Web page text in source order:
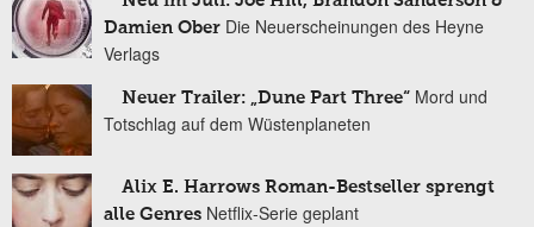
Damien Ober Die Neuerscheinungen des Heyne
Verlags
Neuer Trailer: „Dune Part Three“ Mord und
Totschlag auf dem Wüstenplaneten
Alix E. Harrows Roman-Bestseller sprengt
alle Genres Netflix-Serie geplant